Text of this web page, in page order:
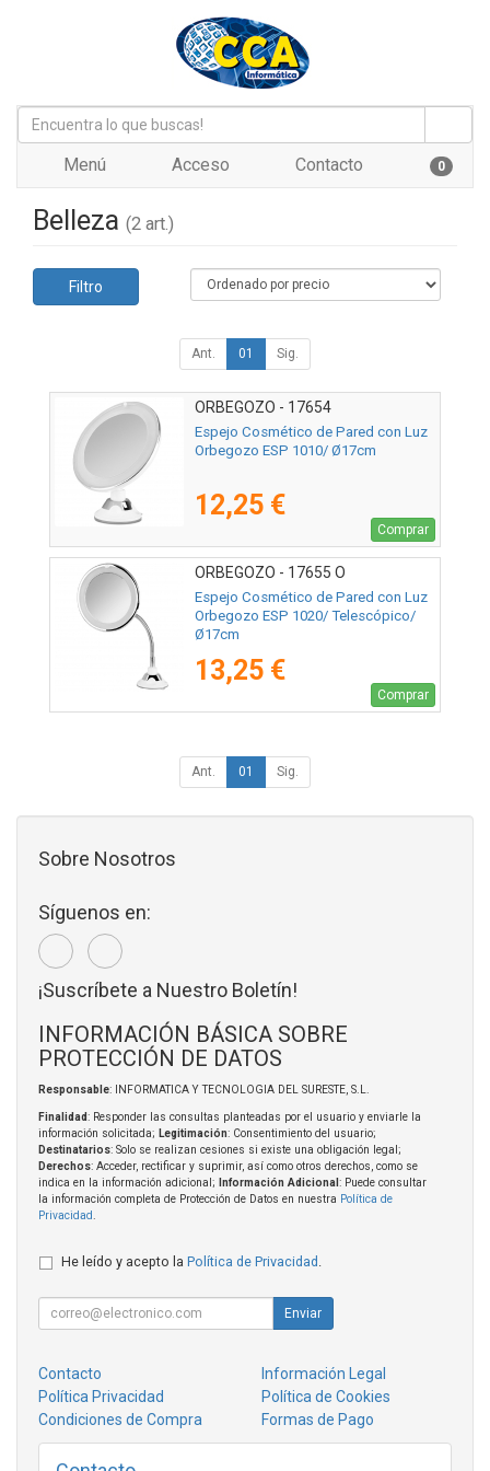
Menú Acceso Contacto 0
Belleza (2 art.)
Filtro
Ant. 01 Sig.
ORBEGOZO - 17654
Espejo Cosmético de Pared con Luz
Orbegozo ESP 1010/ Ø17cm
12,25 €
Comprar
ORBEGOZO - 17655 O
Espejo Cosmético de Pared con Luz
Orbegozo ESP 1020/ Telescópico/
Ø17cm
13,25 €
Comprar
Ant. 01 Sig.
Sobre Nosotros
Síguenos en:
¡Suscríbete a Nuestro Boletín!
INFORMACIÓN BÁSICA SOBRE
PROTECCIÓN DE DATOS
Responsable: INFORMATICA Y TECNOLOGIA DEL SURESTE, S.L.
Finalidad: Responder las consultas planteadas por el usuario y enviarle la
información solicitada; Legitimación: Consentimiento del usuario;
Destinatarios: Solo se realizan cesiones si existe una obligación legal;
Derechos: Acceder, rectificar y suprimir, así como otros derechos, como se
indica en la información adicional;
Información Adicional : Puede consultar
la información completa de Protección de Datos en nuestra Política de
Privacidad
He leído y acepto la Política de Privacidad .
Enviar
Contacto
Información Legal
Política Privacidad
Política de Cookies
Condiciones de Compra
Formas de Pago